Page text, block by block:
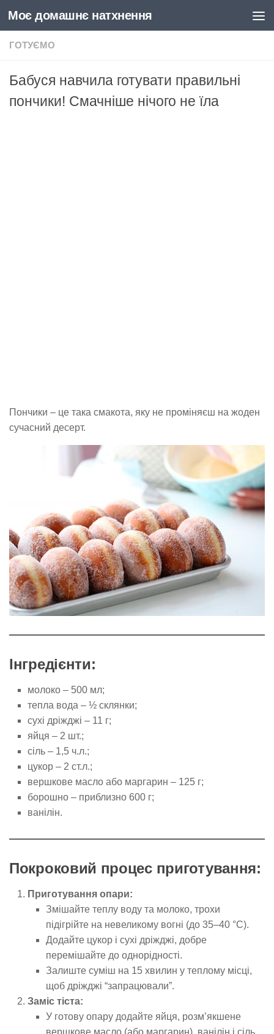
Skip to content
Моє домашнє натхнення
ГОТУЄМО
Бабуся навчила готувати правильні
пончики! Смачніше нічого не їла
Пончики – це така смакота, яку не проміняєш на жоден
сучасний десерт.
Інгредієнти:
молоко – 500 мл;
тепла вода – ½ склянки;
сухі дріжджі – 11 г;
яйця – 2 шт.;
сіль – 1,5 ч.л.;
цукор – 2 ст.л.;
вершкове масло або маргарин – 125 г;
борошно – приблизно 600 г;
ванілін.
Покроковий процес приготування:
Приготування опари:
Змішайте теплу воду та молоко, трохи
підігрійте на невеликому вогні (до 35–40 °C).
Додайте цукор і сухі дріжджі, добре
перемішайте до однорідності.
Залиште суміш на 15 хвилин у теплому місці,
щоб дріжджі “запрацювали”.
Заміс тіста:
У готову опару додайте яйця, розм’якшене
вершкове масло (або маргарин), ванілін і сіль.